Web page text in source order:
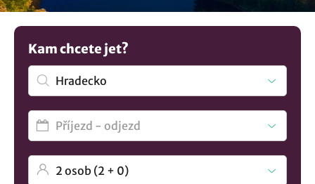
nabízené wellness hotely a penziony. Jistě si vyberte
některé z nabízených pobytových balíčků. Máte jinou
představu? Zde je víceubytování v lokalitě Hradecko
Kam chcete jet?